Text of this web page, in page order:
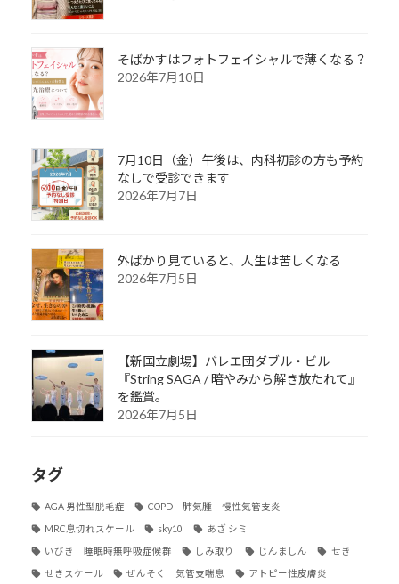
そばかすはフォトフェイシャルで薄くなる？
2026年7月10日
7月10日（金）午後は、内科初診の方も予約
なしで受診できます
2026年7月7日
外ばかり見ていると、人生は苦しくなる
2026年7月5日
【新国立劇場】バレエ団ダブル・ビル
『String SAGA / 暗やみから解き放たれて』
を鑑賞。
2026年7月5日
タグ
AGA 男性型脱毛症 COPD 肺気腫 慢性気管支炎
MRC息切れスケール sky10 あざ シミ
いびき 睡眠時無呼吸症候群 しみ取り じんましん せき
せきスケール ぜんそく 気管支喘息 アトピー性皮膚炎